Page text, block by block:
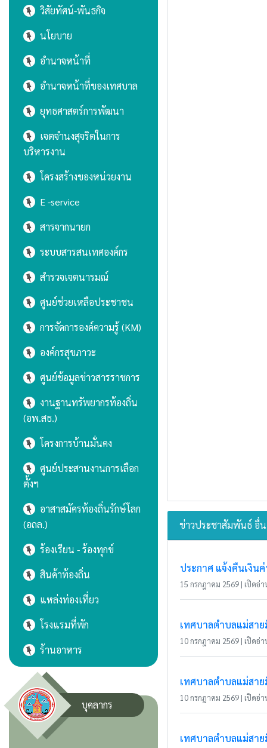
วิสัยทัศน์-พันธกิจ
นโยบาย
อำนาจหน้าที่
อำนาจหน้าที่ของเทศบาล
ยุทธศาสตร์การพัฒนา
เจตจำนงสุจริตในการ
บริหารงาน
โครงสร้างของหน่วยงาน
E -service
สารจากนายก
ระบบสารสนเทศองค์กร
สำรวจเจตนารมณ์
ศูนย์ช่วยเหลือประชาชน
การจัดการองค์ความรู้ (KM)
องค์กรสุขภาวะ
ศูนย์ข้อมูลข่าวสารราชการ
งานฐานทรัพยากรท้องถิ่น
(อพ.สธ.)
โครงการบ้านมั่นคง
ศูนย์ประสานงานการเลือก
ตั้งฯ
อาสาสมัครท้องถิ่นรักษ์โลก
(อถล.)
ร้องเรียน - ร้องทุกข์
สินค้าท้องถิ่น
แหล่งท่องเที่ยว
โรงแรมที่พัก
ร้านอาหาร
บุคลากร
ข่าวประชาสัมพันธ์ อื่
ประกาศ แจ้งคืนเงิน
15 กรกฎาคม 2569 | เปิดอ่า
เทศบาลตำบลแม่สา
10 กรกฎาคม 2569 | เปิดอ่า
เทศบาลตำบลแม่สา
10 กรกฎาคม 2569 | เปิดอ่า
เทศบาลตำบลแม่สา